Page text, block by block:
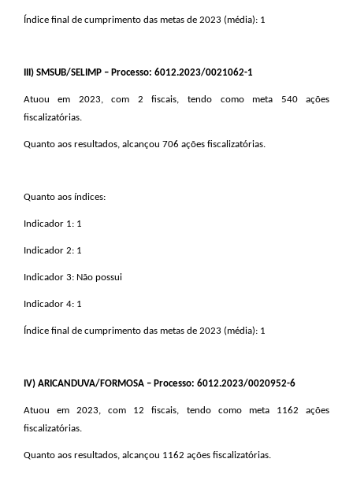
Índice final de cumprimento das metas de 2023 (média): 1
) SMSUB/SELIMP – Processo: 6012.2023/0021062-1
Atuou em 2023, com 2 fiscais, tendo como meta 540 ações
fiscalizatórias.
Quanto aos resultados, alcançou 706 ações fiscalizatórias.
Quanto aos índices:
Indicador 1: 1
Indicador 2: 1
Indicador 3: Não possui
Indicador 4: 1
Índice final de cumprimento das metas de 2023 (média): 1
IV) ARICANDUVA/FORMOSA – Processo: 6012.2023/0020952-6
Atuou em 2023, com 12 fiscais, tendo como meta 1162 ações
fiscalizatórias.
Quanto aos resultados, alcançou 1162 ações fiscalizatórias.